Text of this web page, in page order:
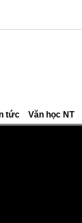
tức Văn học NT